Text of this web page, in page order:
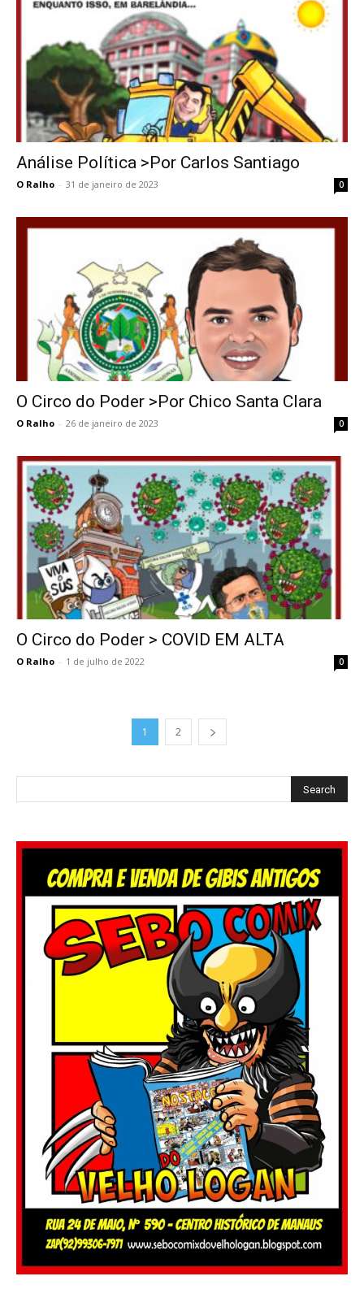
Análise Política >Por Carlos Santiago
O Ralho - 31 de janeiro de 2023 0
O Circo do Poder >Por Chico Santa Clara
O Ralho - 26 de janeiro de 2023 0
O Circo do Poder > COVID EM ALTA
O Ralho - 1 de julho de 2022 0
1 2